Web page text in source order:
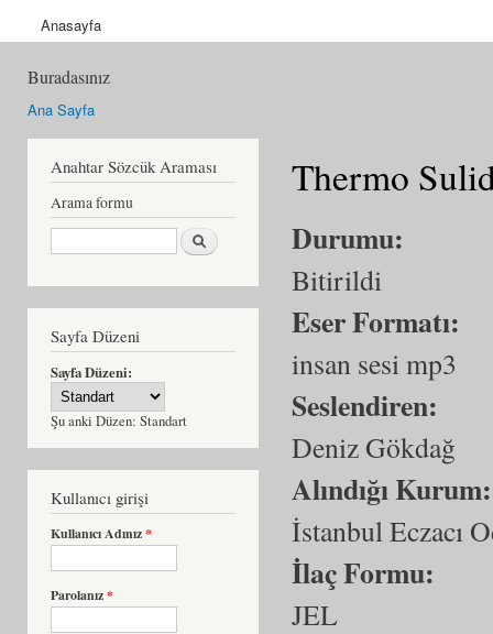
Anasayfa
Buradasınız
Ana Sayfa
Anahtar Sözcük Araması
Arama formu
Ara
Sayfa Düzeni
Sayfa Düzeni:
Şu anki Düzen: Standart
Kullanıcı girişi
Kullanıcı Adınız*
Parolanız*
Thermo
Durumu:
Bitirildi
Eser Formatı:
insan sesi mp3
Seslendiren:
Deniz Gökdağ
Alındığı
İstanbul Eczacı
İlaç Formu:
JEL